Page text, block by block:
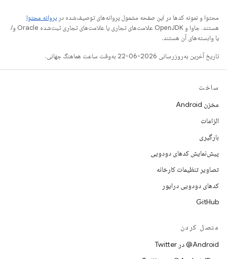
محتوا و نمونه کدها در این صفحه مشمول پروانه‌های توصیف‌شده در پروانه محتوا
هستند. جاوا و OpenJDK علامت‌های تجاری یا علامت‌های تجاری ثبت‌شده Oracle و/
یا وابسته‌های آن هستند.
تاریخ آخرین به‌روزرسانی 2026-06-22 به‌وقت ساعت هماهنگ جهانی.
ساخت
مخزن Android
الزامات
بارگیری
پیش‌نمایش کدهای دودویی
تصاویر تنظیمات کارخانه
کدهای دودویی درایور
GitHub
متصل کردن
Android@ در Twitter